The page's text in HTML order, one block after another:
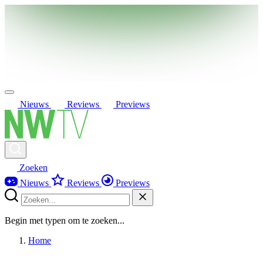
Nieuws Reviews Previews
Zoeken
Nieuws
Reviews Previews
Begin met typen om te zoeken...
Home